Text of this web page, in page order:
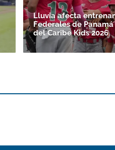
Lluvia afecta
Federales de
del Caribe Kids 2026